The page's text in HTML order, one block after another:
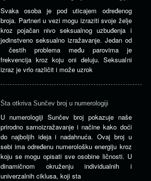
Svaka osoba je pod uticajem određenog
broja. Partneri u vezi mogu izraziti svoje želje
kroz pojačan nivo seksualnog uzbuđenja i
jedinstveno seksualno izražavanje. Jedan od
čestih problema među parovima je
frekvencija kroz koju oni deluju. Seksualni
izraz je vrlo različit i može uzrok
Šta otkriva Sunčev broj u numerologiji
U numerologiji Sunčev broj pokazuje naše
prirodno samoizražavanje i načine kako doći
do najboljih ideja i nadahnuća. Ovaj broj u
sebi ima određenu numerološku energiju kroz
koju se mogu opisati sve osobine ličnosti. U
dinamičnom okruženju individualnih i
univerzalnih ciklusa, koji sta